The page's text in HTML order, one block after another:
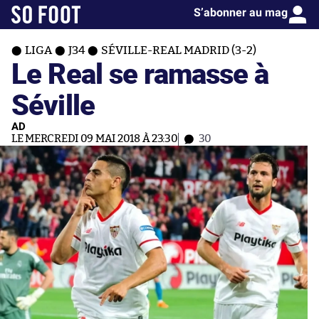
S’abonner au mag
LIGA J34 SÉVILLE-REAL MADRID (3-2)
Le Real se ramasse à
Séville
AD
LE MERCREDI 09 MAI 2018 À 23:30 30